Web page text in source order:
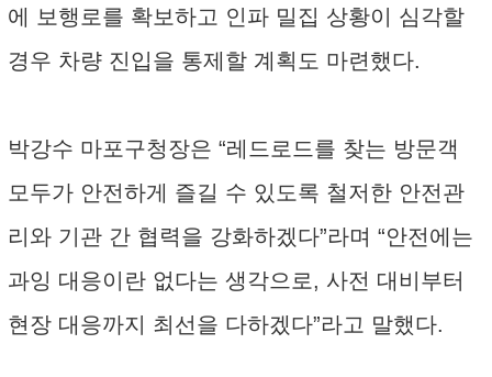
에 보행로를 확보하고 인파 밀집 상황이 심각할
경우 차량 진입을 통제할 계획도 마련했다.
박강수 마포구청장은 “레드로드를 찾는 방문객
모두가 안전하게 즐길 수 있도록 철저한 안전관
리와 기관 간 협력을 강화하겠다”라며 “안전에는
과잉 대응이란 없다는 생각으로, 사전 대비부터
현장 대응까지 최선을 다하겠다”라고 말했다.